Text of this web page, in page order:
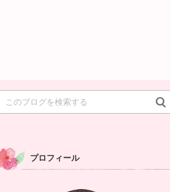
プロフィール